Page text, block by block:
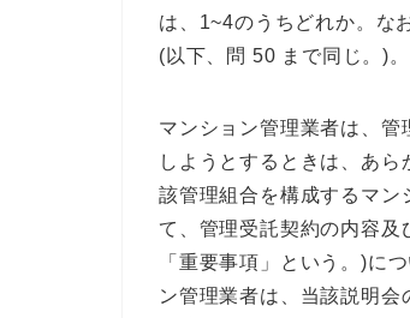
は、1~4のうちどれか。な
(以下、問 50 まで同じ。)。
マンション管理業者は、
しようとするときは、あ
該管理組合を構成するマン
て、管理受託契約の内容
「重要事項」という。)に
ン管理業者は、当該説明